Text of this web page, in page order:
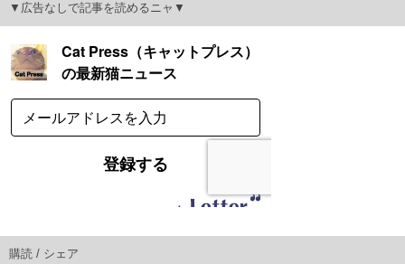
▼広告なしで記事を読めるニャ▼
購読 / シェア